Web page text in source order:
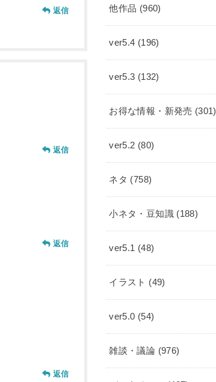
返信
返信
返信
返信
他作品 (960)
ver5.4 (196)
ver5.3 (132)
お得な情報・新発売 (301)
ver5.2 (80)
ネタ (758)
小ネタ・豆知識 (188)
ver5.1 (48)
イラスト (49)
ver5.0 (54)
雑談・議論 (976)